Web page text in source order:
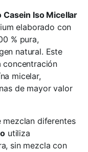
Casein Iso Micellar
elaborado con
% pura,
natural. Este
concentración
micelar,
de mayor valor
diferentes
utiliza
sin mezcla con